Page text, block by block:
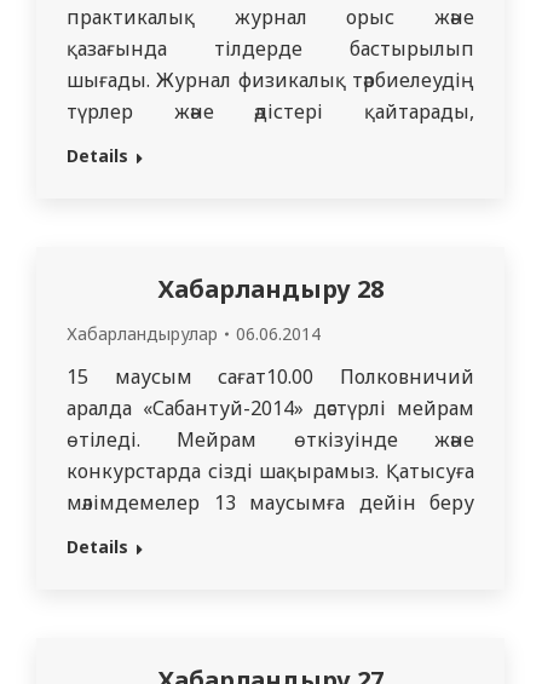
практикалық журнал орыс және
қазағында тілдерде бастырылып
шығады. Журнал физикалық тәрбиелеудің
түрлер және әдістері қайтарады,
денсаулығын жақсартуға және физикалық
Details
Хабарландыру 28
Хабарландырулар 06.06.2014
15 маусым сағат10.00 Полковничий
аралда «Сабантуй-2014» дәстүрлі мейрам
өтіледі. Мейрам өткізуінде және
конкурстарда сізді шақырамыз. Қатысуға
мәлімдемелер 13 маусымға дейін беру
қажет. Телефондар: 44-29-15, 56-22-96
Details